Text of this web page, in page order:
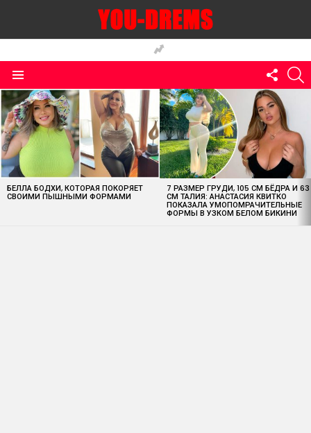
US
MOST
VIEWED
STORIES
БЕЛЛА БОДХИ, КОТОРАЯ ПОКОРЯЕТ
СВОИМИ ПЫШНЫМИ ФОРМАМИ
7 РАЗМЕР ГРУДИ, 105 СМ БЁДРА И 63
СМ ТАЛИЯ: АНАСТАСИЯ КВИТКО
ПОКАЗАЛА УМОПОМРАЧИТЕЛЬНЫЕ
ФОРМЫ В УЗКОМ БЕЛОМ БИКИНИ